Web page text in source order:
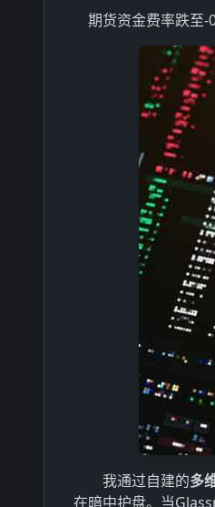
期货资金费率跌至-
我通过自建的多
在暗中护盘。当